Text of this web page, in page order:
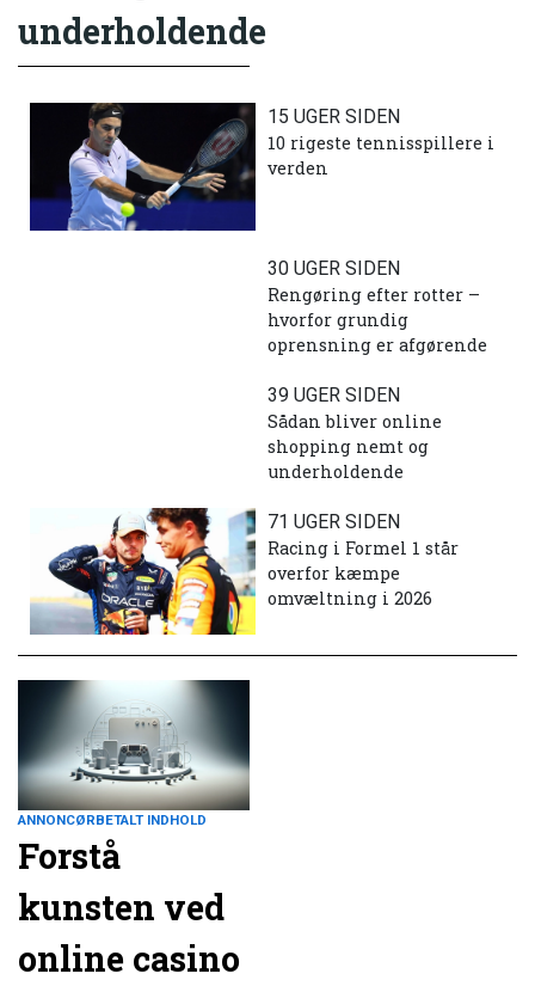
underholdende
15 UGER SIDEN
10 rigeste tennisspillere i
verden
30 UGER SIDEN
Rengøring efter rotter –
hvorfor grundig
oprensning er afgørende
39 UGER SIDEN
Sådan bliver online
shopping nemt og
underholdende
71 UGER SIDEN
Racing i Formel 1 står
overfor kæmpe
omvæltning i 2026
ANNONCØRBETALT INDHOLD
Forstå
kunsten ved
online casino